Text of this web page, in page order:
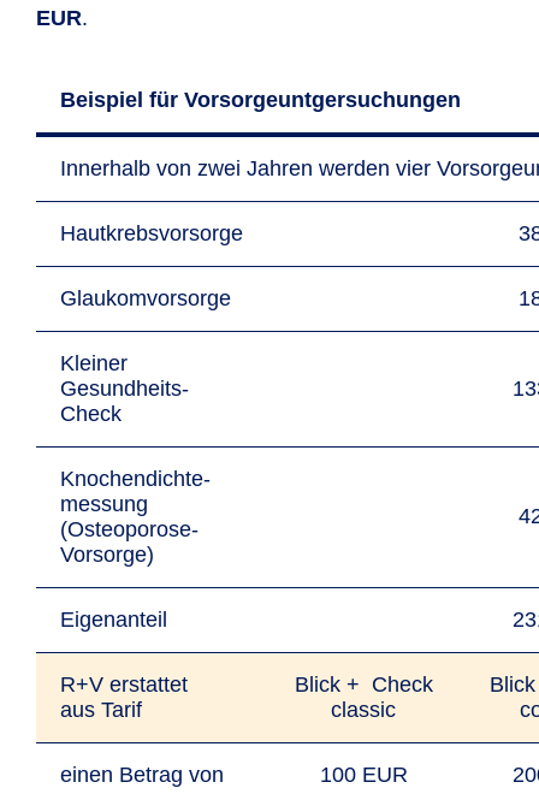
EUR.
Beispiel für Vorsorgeuntgersuchungen
Innerhalb von zwei Jahren werden vier
Hautkrebsvorsorge
Glaukomvorsorge
Kleiner
Gesundheits-
Check
Knochendichte­
messung
(Osteoporose-
Vorsorge)
Eigenanteil
R+V erstattet
aus Tarif
Blick + Check
classic
einen Betrag von 100 EUR